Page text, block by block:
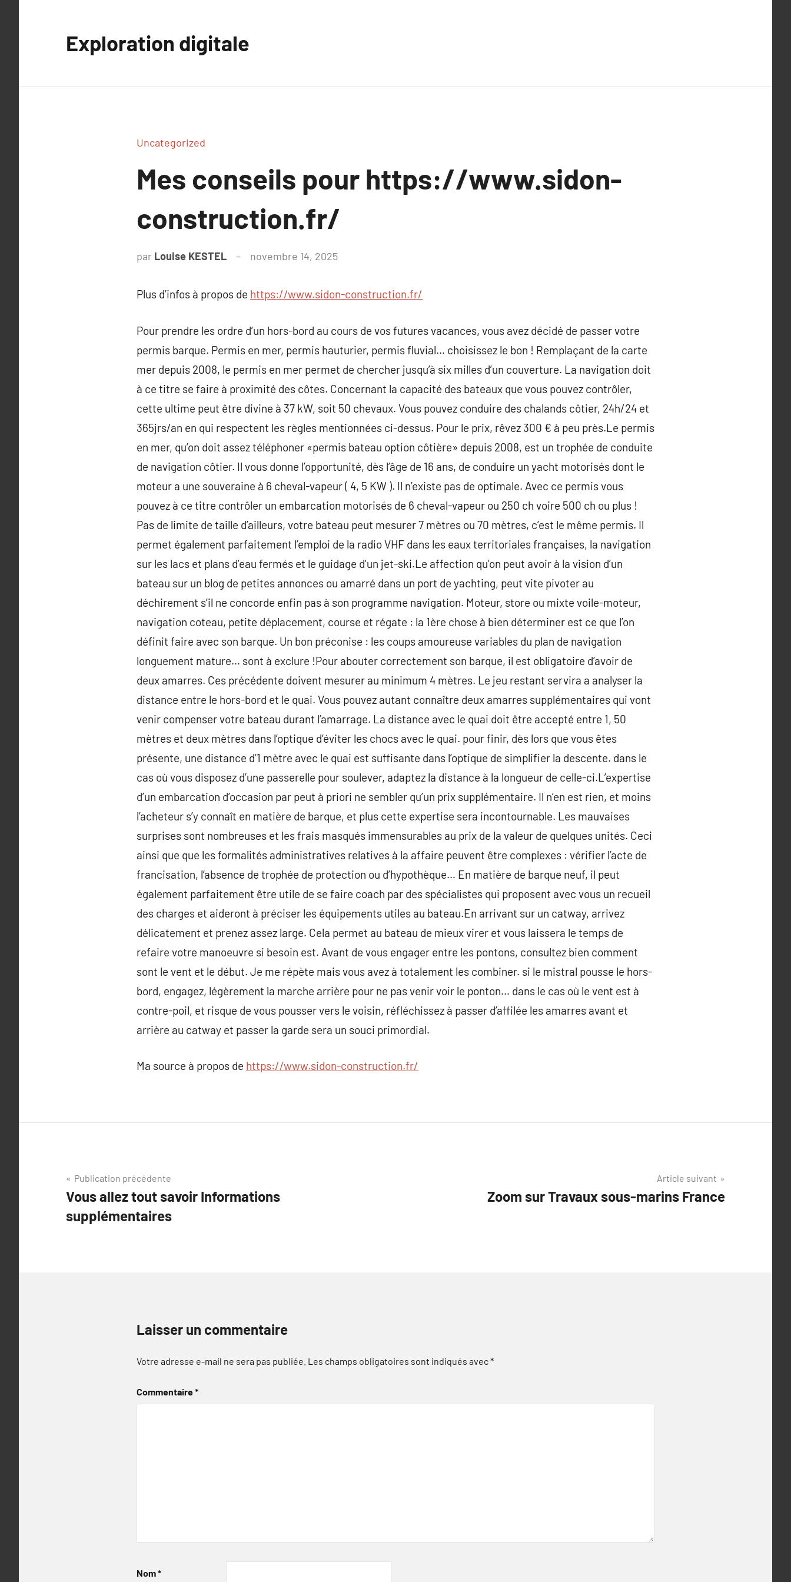
Exploration digitale
Uncategorized
Mes conseils pour https://www.sidon-
construction.fr/
par Louise KESTEL novembre 14, 2025
Plus d’infos à propos de https://www.sidon-construction.fr/
Pour prendre les ordre d’un hors-bord au cours de vos futures vacances, vous avez décidé de passer votre
permis barque. Permis en mer, permis hauturier, permis fluvial… choisissez le bon ! Remplaçant de la carte
mer depuis 2008, le permis en mer permet de chercher jusqu’à six milles d’un couverture. La navigation doit
à ce titre se faire à proximité des côtes. Concernant la capacité des bateaux que vous pouvez contrôler,
cette ultime peut être divine à 37 kW, soit 50 chevaux. Vous pouvez conduire des chalands côtier, 24h/24 et
365jrs/an en qui respectent les règles mentionnées ci-dessus. Pour le prix, rêvez 300 € à peu près.Le permis
en mer, qu’on doit assez téléphoner «permis bateau option côtière» depuis 2008, est un trophée de conduite
de navigation côtier. Il vous donne l’opportunité, dès l’âge de 16 ans, de conduire un yacht motorisés dont le
moteur a une souveraine à 6 cheval-vapeur ( 4, 5 KW ). Il n’existe pas de optimale. Avec ce permis vous
pouvez à ce titre contrôler un embarcation motorisés de 6 cheval-vapeur ou 250 ch voire 500 ch ou plus !
Pas de limite de taille d’ailleurs, votre bateau peut mesurer 7 mètres ou 70 mètres, c’est le même permis. Il
permet également parfaitement l’emploi de la radio VHF dans les eaux territoriales françaises, la navigation
sur les lacs et plans d’eau fermés et le guidage d’un jet-ski.Le affection qu’on peut avoir à la vision d’un
bateau sur un blog de petites annonces ou amarré dans un port de yachting, peut vite pivoter au
déchirement s’il ne concorde enfin pas à son programme navigation. Moteur, store ou mixte voile-moteur,
navigation coteau, petite déplacement, course et régate : la 1ère chose à bien déterminer est ce que l’on
définit faire avec son barque. Un bon préconise : les coups amoureuse variables du plan de navigation
longuement mature… sont à exclure !Pour abouter correctement son barque, il est obligatoire d’avoir de
deux amarres. Ces précédente doivent mesurer au minimum 4 mètres. Le jeu restant servira a analyser la
distance entre le hors-bord et le quai. Vous pouvez autant connaître deux amarres supplémentaires qui vont
venir compenser votre bateau durant l’amarrage. La distance avec le quai doit être accepté entre 1, 50
mètres et deux mètres dans l’optique d’éviter les chocs avec le quai. pour finir, dès lors que vous êtes
présente, une distance d’1 mètre avec le quai est suffisante dans l’optique de simplifier la descente. dans le
cas où vous disposez d’une passerelle pour soulever, adaptez la distance à la longueur de celle-ci.L’expertise
d’un embarcation d’occasion par peut à priori ne sembler qu’un prix supplémentaire. Il n’en est rien, et moins
l’acheteur s’y connaît en matière de barque, et plus cette expertise sera incontournable. Les mauvaises
surprises sont nombreuses et les frais masqués immensurables au prix de la valeur de quelques unités. Ceci
ainsi que que les formalités administratives relatives à la affaire peuvent être complexes : vérifier l’acte de
francisation, l’absence de trophée de protection ou d’hypothèque… En matière de barque neuf, il peut
également parfaitement être utile de se faire coach par des spécialistes qui proposent avec vous un recueil
des charges et aideront à préciser les équipements utiles au bateau.En arrivant sur un catway, arrivez
délicatement et prenez assez large. Cela permet au bateau de mieux virer et vous laissera le temps de
refaire votre manoeuvre si besoin est. Avant de vous engager entre les pontons, consultez bien comment
sont le vent et le début. Je me répète mais vous avez à totalement les combiner. si le mistral pousse le hors-
bord, engagez, légèrement la marche arrière pour ne pas venir voir le ponton… dans le cas où le vent est à
contre-poil, et risque de vous pousser vers le voisin, réfléchissez à passer d’affilée les amarres avant et
arrière au catway et passer la garde sera un souci primordial.
Ma source à propos de https://www.sidon-construction.fr/
Navigation
de
l’article
Publication précédente
Vous allez tout savoir Informations
supplémentaires
Article suivant
Zoom sur Travaux sous-marins France
Laisser un commentaire
Votre adresse e-mail ne sera pas publiée. Les champs obligatoires sont indiqués avec*
Commentaire*
Nom*